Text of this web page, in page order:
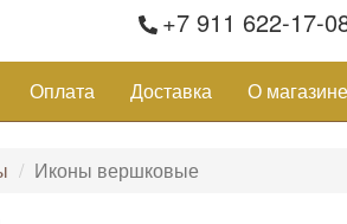
+7 911 622-17-
Оплата Доставка О магазине
Иконы вершковые